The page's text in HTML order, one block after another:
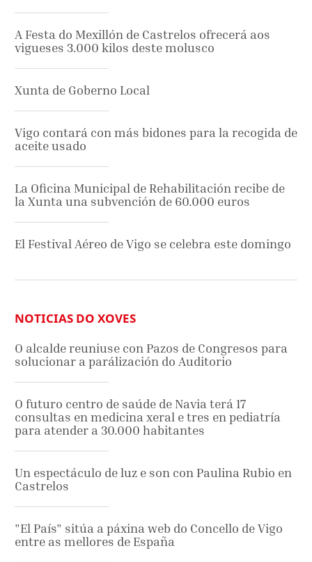
A Festa do Mexillón de Castrelos ofrecerá aos
vigueses 3.000 kilos deste molusco
Xunta de Goberno Local
Vigo contará con más bidones para la recogida de
aceite usado
La Oficina Municipal de Rehabilitación recibe de
la Xunta una subvención de 60.000 euros
El Festival Aéreo de Vigo se celebra este domingo
NOTICIAS DO XOVES
O alcalde reuniuse con Pazos de Congresos para
solucionar a parálización do Auditorio
O futuro centro de saúde de Navia terá 17
consultas en medicina xeral e tres en pediatría
para atender a 30.000 habitantes
Un espectáculo de luz e son con Paulina Rubio en
Castrelos
"El País" sitúa a páxina web do Concello de Vigo
entre as mellores de España